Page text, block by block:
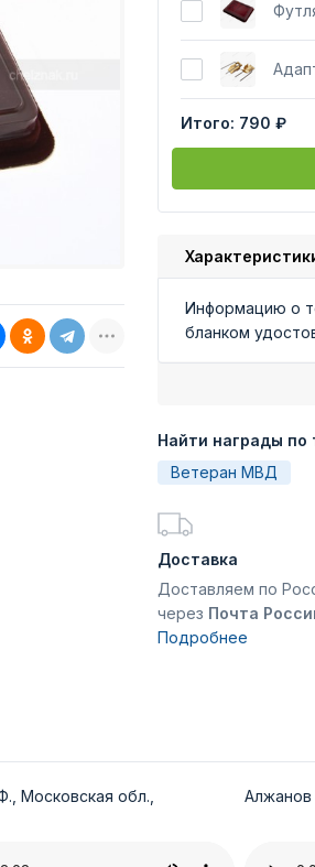
Итого: 790 ₽
Информацию о
бланком
Найти награды по
Ветеран МВД
Доставка
Доставляем по
через Почта
Подробнее
Московская обл.,
Алжанов